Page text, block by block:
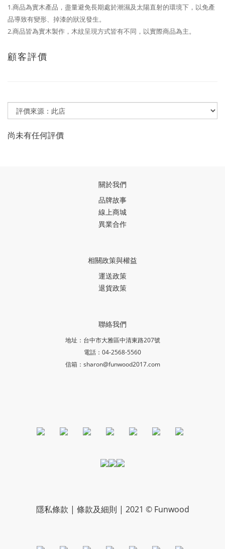
1.商品為實木產品，盡量避免長期處於潮濕及太陽直射的環境下，以免產
品導致有變形、掉漆的狀況發生。
2.商品皆為實木製作，木紋呈現方式皆有不同，以實際商品為主。
顧客評價
尚未有任何評價
關於我們
品牌故事
線上商城
異業合作
相關政策與權益
運送政策
退貨政策
聯絡我們
地址：台中市大雅區中清東路207號
電話：04-2568-5560
信箱：sharon@funwood2017.com
隱私條款 | 條款及細則 | 2021 © Funwood